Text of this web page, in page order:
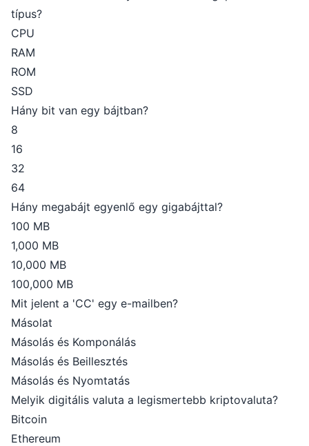
típus?
CPU
RAM
ROM
SSD
Hány bit van egy bájtban?
8
16
32
64
Hány megabájt egyenlő egy gigabájttal?
100 MB
1,000 MB
10,000 MB
100,000 MB
Mit jelent a 'CC' egy e-mailben?
Másolat
Másolás és Komponálás
Másolás és Beillesztés
Másolás és Nyomtatás
Melyik digitális valuta a legismertebb kriptovaluta?
Bitcoin
Ethereum